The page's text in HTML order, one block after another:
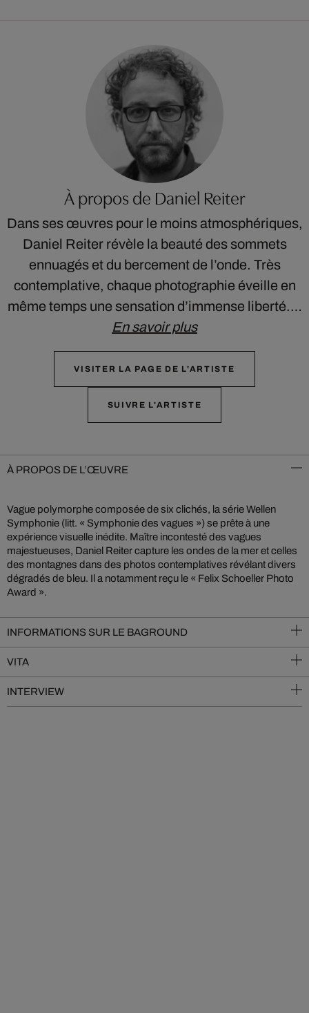
À propos de Daniel Reiter
Dans ses œuvres pour le moins atmosphériques,
Daniel Reiter révèle la beauté des sommets
ennuagés et du bercement de l’onde. Très
contemplative, chaque photographie éveille en
même temps une sensation d’immense liberté.…
En savoir plus
VISITER LA PAGE DE L'ARTISTE
SUIVRE L'ARTISTE
À PROPOS DE L’ŒUVRE
Vague polymorphe composée de six clichés, la série Wellen
Symphonie (litt. « Symphonie des vagues ») se prête à une
expérience visuelle inédite. Maître incontesté des vagues
majestueuses, Daniel Reiter capture les ondes de la mer et celles
des montagnes dans des photos contemplatives révélant divers
dégradés de bleu. Il a notamment reçu le « Felix Schoeller Photo
Award ».
INFORMATIONS SUR LE BAGROUND
VITA
INTERVIEW